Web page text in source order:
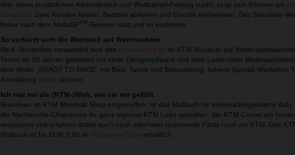
Wer einen zusätzlichen Adrenalinkick und Wettkampf-Feeling sucht, zeigt sein Können am
Simulator: Zwei Runden fahren, Bestzeit abliefern und Goodie einheimsen. Der Simulator-
findet nach dem MotoGPTM -Rennen statt und ist kostenlos.
So verkürzt sich die Wartezeit auf Weihnachten
Ab 4. November verwandelt sich das Innovation Lab im KTM Museum zur
Teens ab 10 Jahren gestalten mit einer Designsoftware und dem Lasercutter
dem Motto „READY TO RACE“ mit Bike, Tanne und Beleuchtung. Advent Spezial-Workshop
Anmeldung online sichern.
Ich mal mir die (KTM-)Welt, wie sie mir gefällt
Brandneu im KTM Motohall Shop eingetroffen, ist das Malbuch für motorradbegeisterte
die Nachwuchs-Champions ihr ganz eigenes KTM Logo gestalten, der KTM Comet ein
verpassen und erfahren dabei auch noch allerhand spannende Facts rund um KTM. Das
Malbuch ist für EUR 9,90 im Museums-Shop erhältlich.